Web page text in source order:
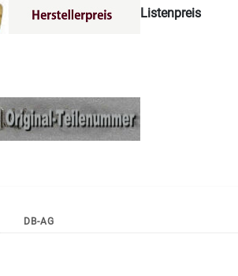
Listenpreis
DB-AG